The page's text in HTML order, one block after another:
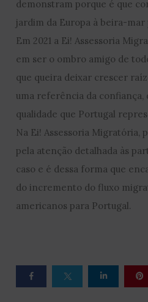
demonstram porque é que
jardim da Europa à beira-mar
Em 2021 a Ei! Assessoria
em ser o ombro amigo de
que queira deixar crescer
uma referência da confiança,
qualidade que Portugal
Na Ei! Assessoria Migratória,
pela atenção detalhada às
caso e é dessa forma que
do incremento do fluxo
americanos para Portugal.